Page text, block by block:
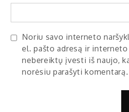
Noriu savo interneto
el. pašto adresą ir
nebereiktų įvesti iš naujo,
norėsiu parašyti komentarą.